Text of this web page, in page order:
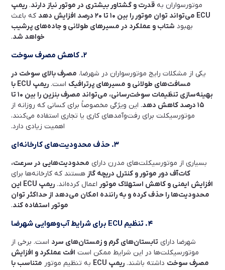
موتورسواران به قدرت و گشتاور بیشتری در موتور نیاز دارند. ریمپ
ECU می‌تواند توان موتور را بین ۱۰ تا ۲۰ درصد افزایش دهد
که باعث
بهبود شتاب و عملکرد در مسیرهای طولانی و جاده‌های پرشیب
خواهد شد.
۲. کاهش مصرف سوخت
یکی از مشکلات رایج موتورسواران در شهرضا، مصرف بالای سوخت در
مسافت‌های طولانی و مسیرهای پرترافیک است.
ریمپ ECU با
بهینه‌سازی تنظیمات سوخت‌رسانی، می‌تواند مصرف بنزین را بین ۱۰ تا
۱۵ درصد کاهش دهد
. این ویژگی مخصوصاً برای کسانی که روزانه از
موتورسیکلت برای رفت‌وآمدهای کاری یا تجاری استفاده می‌کنند،
اهمیت زیادی دارد.
۳. حذف محدودیت‌های کارخانه‌ای
بسیاری از موتورسیکلت‌های مدرن دارای محدودیت‌هایی در سرعت،
کات‌آف دور موتور و کنترل دریچه گاز هستند که کارخانه‌ها برای
افزایش ایمنی و کاهش استهلاک موتور اعمال کرده‌اند.
ریمپ ECU این
محدودیت‌ها را حذف کرده و به راننده امکان می‌دهد از حداکثر توان
موتور استفاده کند.
۴. تنظیم ECU برای شرایط آب‌وهوایی شهرضا
شهرضا دارای تابستان‌های گرم و زمستان‌های سرد است. برخی از
موتورسیکلت‌ها در این شرایط ممکن است افت عملکرد و افزایش
مصرف سوخت داشته باشند. ریمپ ECU به تنظیم موتور متناسب با